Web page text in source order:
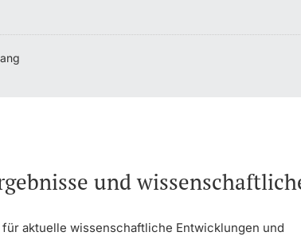
und
aktuelle wissenschaftliche Entwicklungen und